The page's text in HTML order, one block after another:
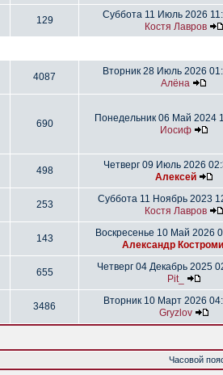
129
Суббота 11 Июль 2026
Костя Лавров
4087
Вторник 28 Июль 2026
Алёна
690
Понедельник 06 Май 2024
Иосиф
498
Четверг 09 Июль 2026
Алексей
253
Суббота 11 Ноябрь 2023
Костя Лавров
143
Воскресенье 10 Май 2026
Александр
655
Четверг 04 Декабрь 2025
Pit_
3486
Вторник 10 Март 2026
Gryzlov
Часовой